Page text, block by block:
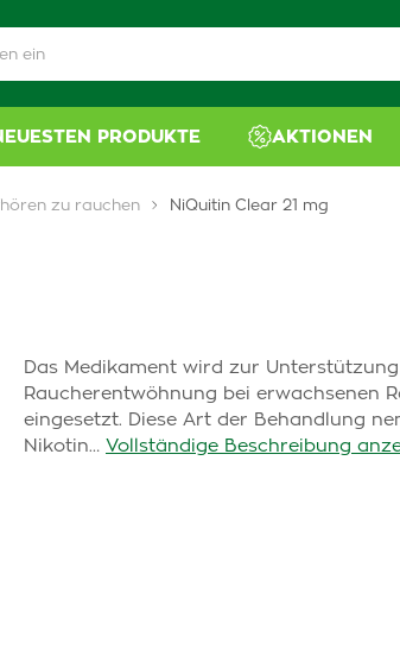
PRODUKTE AKTIONEN
zu rauchen NiQuitin Clear 21 mg
Das Medikament wird zur
Raucherentwöhnung bei erwachsenen
eingesetzt. Diese Art der Behandlung
Nikotin… Vollständige Beschreibung